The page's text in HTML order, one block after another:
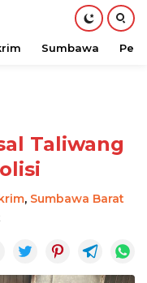
Sumbawa
Taliwang
, Sumbawa Barat